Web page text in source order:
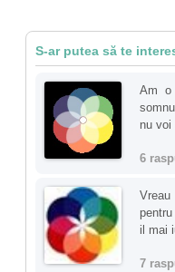
S-ar putea să te
Am o
nu voi
6
il mai
7